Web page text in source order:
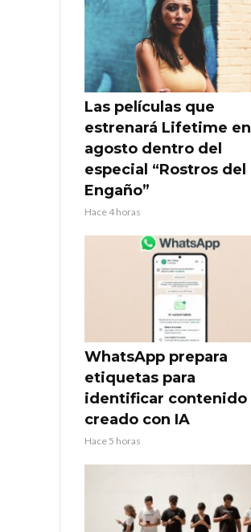
Las películas que
estrenará Lifetime en
agosto dentro del
especial “Rostros del
Engaño”
Hace 4 horas
WhatsApp prepara
etiquetas para
identificar contenido
creado con IA
Hace 5 horas